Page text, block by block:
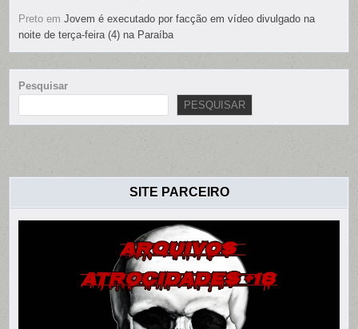
Preto emJovem é executado por facção em vídeo divulgado na
noite de terça-feira (4) na Paraíba
Pesquisar
PESQUISAR
SITE PARCEIRO